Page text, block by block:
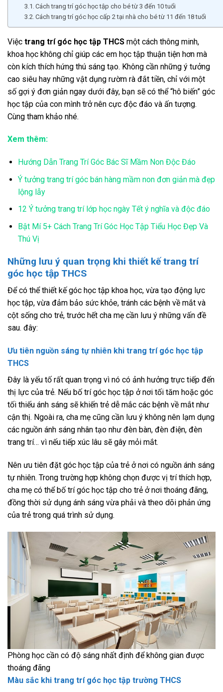
Cách trang trí góc học tập cho bé từ 3 đến 10 tuổi
Cách trang trí góc học cấp 2 tại nhà cho bé từ 11 đến 18 tuổi
Việc trang trí góc học tập THCS một cách thông minh,
khoa học không chỉ giúp các em học tập thuận tiện hơn mà
còn kích thích hứng thú sáng tạo. Không cần những ý tưởng
cao siêu hay những vật dụng rườm rà đắt tiền, chỉ với một
số gợi ý đơn giản ngay dưới đây, bạn sẽ có thể “hô biến” góc
học tập của con mình trở nên cực độc đáo và ấn tượng.
Cùng tham khảo nhé.
Xem thêm:
Hướng Dẫn Trang Trí Góc Bác Sĩ Mầm Non Độc Đáo
Ý tưởng trang trí góc bán hàng mầm non đơn giản mà đẹp
lộng lẫy
12 Ý tưởng trang trí lớp học ngày Tết ý nghĩa và độc đáo
Bật Mí 5+ Cách Trang Trí Góc Học Tập Tiểu Học Đẹp Và
Thú Vị
Những lưu ý quan trọng khi thiết kế trang trí
góc học tập THCS
Để có thể thiết kế góc học tập khoa học, vừa tạo động lực
học tập, vừa đảm bảo sức khỏe, tránh các bệnh về mắt và
cột sống cho trẻ, trước hết cha mẹ cần lưu ý những vấn đề
sau. đây:
Ưu tiên nguồn sáng tự nhiên khi trang trí góc học tập
THCS
Đây là yếu tố rất quan trọng vì nó có ảnh hưởng trực tiếp đến
thị lực của trẻ. Nếu bố trí góc học tập ở nơi tối tăm hoặc góc
tối thiếu ánh sáng sẽ khiến trẻ dễ mắc các bệnh về mắt như
cận thị. Ngoài ra, cha mẹ cũng cần lưu ý không nên lạm dụng
các nguồn ánh sáng nhân tạo như đèn bàn, đèn điện, đèn
trang trí… vì nếu tiếp xúc lâu sẽ gây mỏi mắt.
Nên ưu tiên đặt góc học tập của trẻ ở nơi có nguồn ánh sáng
tự nhiên. Trong trường hợp không chọn được vị trí thích hợp,
cha mẹ có thể bố trí góc học tập cho trẻ ở nơi thoáng đãng,
đồng thời sử dụng ánh sáng vừa phải và theo dõi phản ứng
của trẻ trong quá trình sử dụng.
Phòng học cần có độ sáng nhất định để không gian được
thoáng đãng
Màu sắc khi trang trí góc học tập trường THCS